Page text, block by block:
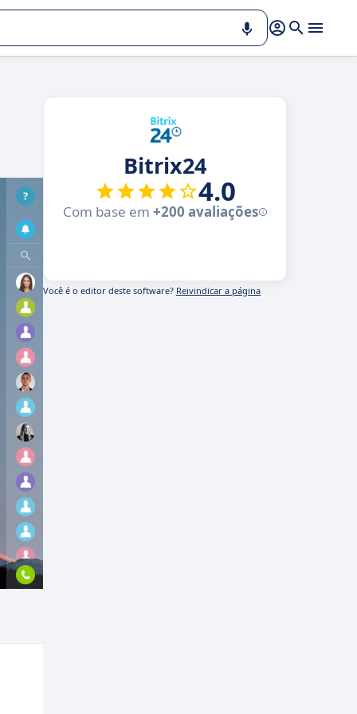
Bitrix24
4.0
Com base em +200 avaliações
Você é o editor deste software? Reivindicar a página